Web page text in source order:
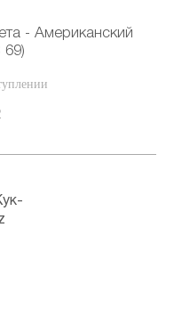
- Американский
69)